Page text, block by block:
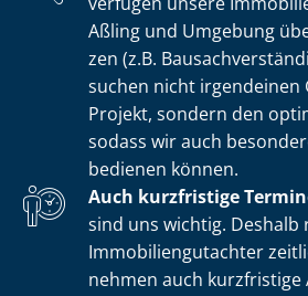
Aßling und Umgebung
zen (z.B.
suchen nicht
Projekt, sondern den
sodass wir auch
bedienen können.
Auch kurzfristige
sind uns wichtig.
Im­mo­bi­li­en­gut­ach­ter
nehmen auch kurzfristige